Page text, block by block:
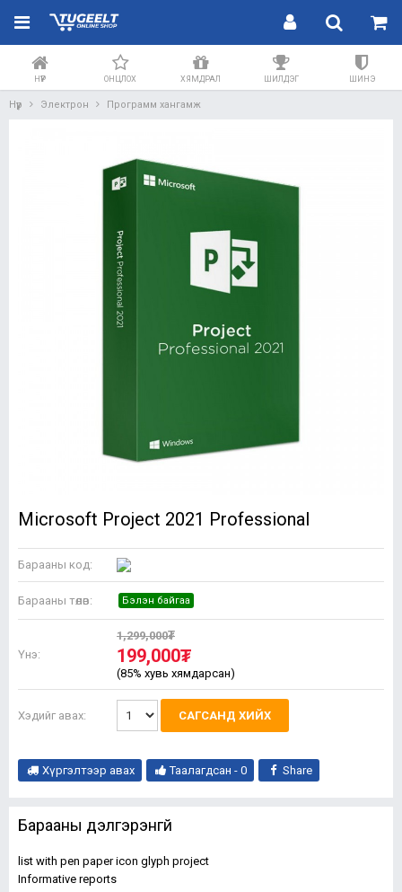
НҮҮР ОНЦЛОХ ХЯМДРАЛ ШИЛДЭГ ШИНЭ
Нүүр Электрон Программ хангамж
Microsoft Project 2021 Professional
Барааны код:
Барааны төлөв: Бэлэн байгаа
Үнэ:
1,299,000₮
199,000₮
(85% хувь хямдарсан)
Хэдийг авах: САГСАНД ХИЙХ
Хүргэлтээр авах Таалагдсан -0 Share
Барааны дэлгэрэнгүй
list with pen paper icon glyph project
Informative reports